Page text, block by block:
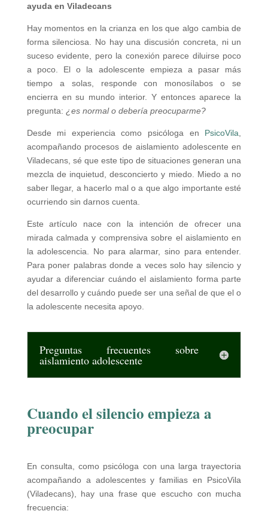
ayuda en Viladecans
Hay momentos en la crianza en los que algo cambia de
forma silenciosa. No hay una discusión concreta, ni un
suceso evidente, pero la conexión parece diluirse poco
a poco. El o la adolescente empieza a pasar más
tiempo a solas, responde con monosílabos o se
encierra en su mundo interior. Y entonces aparece la
pregunta: ¿es normal o debería preocuparme?
Desde mi experiencia como psicóloga en PsicoVila
acompañando procesos de aislamiento adolescente en
Viladecans, sé que este tipo de situaciones generan una
mezcla de inquietud, desconcierto y miedo. Miedo a no
saber llegar, a hacerlo mal o a que algo importante esté
ocurriendo sin darnos cuenta.
Este artículo nace con la intención de ofrecer una
mirada calmada y comprensiva sobre el aislamiento en
la adolescencia. No para alarmar, sino para entender.
Para poner palabras donde a veces solo hay silencio y
ayudar a diferenciar cuándo el aislamiento forma parte
del desarrollo y cuándo puede ser una señal de que el o
la adolescente necesita apoyo.
Preguntas frecuentes sobre
aislamiento adolescente
Cuando el silencio empieza a
preocupar
En consulta, como psicóloga con una larga trayectoria
acompañando a adolescentes y familias en PsicoVila
(Viladecans), hay una frase que escucho con mucha
frecuencia: